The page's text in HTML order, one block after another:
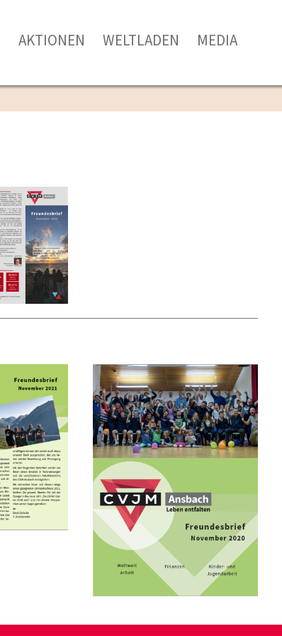
AKTIONEN WELTLADEN MEDIA